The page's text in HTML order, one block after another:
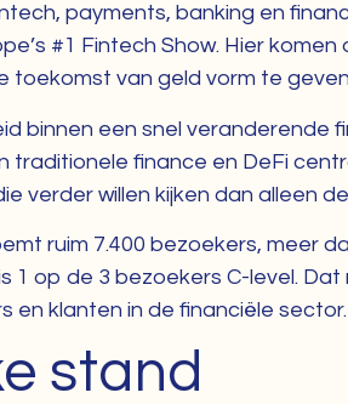
payments, banking en
#1 Fintech Show. Hier
toekomst van geld vorm te
binnen een snel veranderende
finance en DeFi
verder willen kijken dan alleen
ruim 7.400 bezoekers, meer
1 op de 3 bezoekers C-level.
en klanten in de financiële sector.
stand